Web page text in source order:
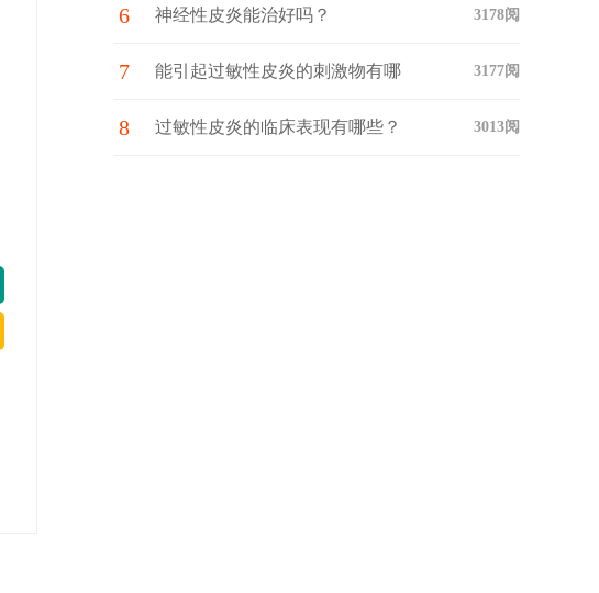
6 神经性皮炎能治好吗？ 3178阅
7 能引起过敏性皮炎的刺激物有哪
些呢？
3177阅
8 过敏性皮炎的临床表现有哪些？ 3013阅